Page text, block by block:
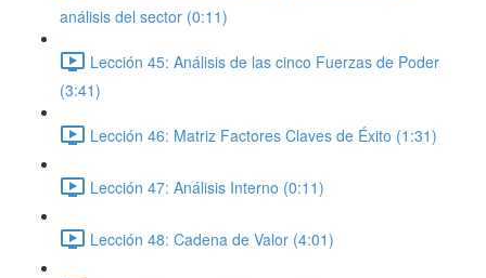
análisis del sector (0:11)
Lección 45: Análisis de las cinco Fuerzas de Poder
(3:41)
Lección 46: Matriz Factores Claves de Éxito (1:31)
Lección 47: Análisis Interno (0:11)
Lección 48: Cadena de Valor (4:01)